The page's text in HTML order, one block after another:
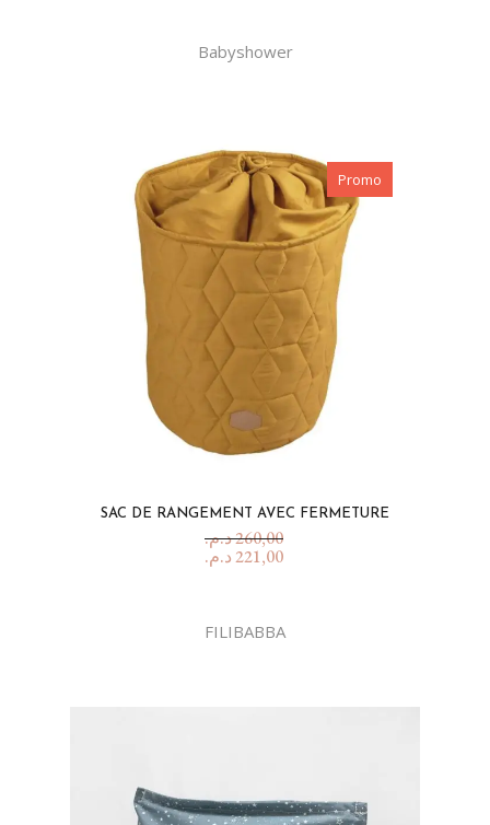
Babyshower
Promo
SAC DE RANGEMENT AVEC FERMETURE
260,00د.م.
221,00د.م.
FILIBABBA